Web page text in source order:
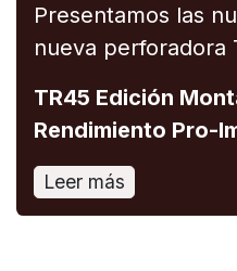
Presentamos las
nueva perforadora
TR45 Edición
Rendimiento Pro-
Leer más